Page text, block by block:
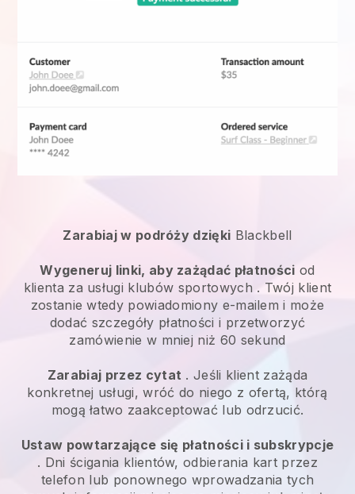
Zarabiaj w podróży dzięki Blackbell
Wygeneruj linki, aby zażądać płatności od
klienta za usługi klubów sportowych . Twój klient
zostanie wtedy powiadomiony e-mailem i może
dodać szczegóły płatności i przetworzyć
zamówienie w mniej niż 60 sekund
Zarabiaj przez cytat . Jeśli klient zażąda
konkretnej usługi, wróć do niego z ofertą, którą
mogą łatwo zaakceptować lub odrzucić.
Ustaw powtarzające się płatności i subskrypcje
. Dni ścigania klientów, odbierania kart przez
telefon lub ponownego wprowadzania tych